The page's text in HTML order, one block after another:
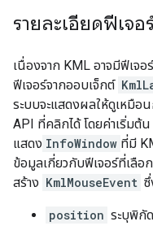
รายละเอียดฟีเจอ
เนื่องจาก KML อาจมีฟีเจ
ฟีเจอร์จากออบเจ็กต์
ระบบจะแสดงผลให้ดูเหมือ
API ที่คลิกได้ โดยค่าเริ่มต้น
แสดง InfoWindow ที่มี
ข้อมูลเกี่ยวกับฟีเจอร์ที่เลือ
สร้าง KmlMouseEvent
position ระบุพิกั